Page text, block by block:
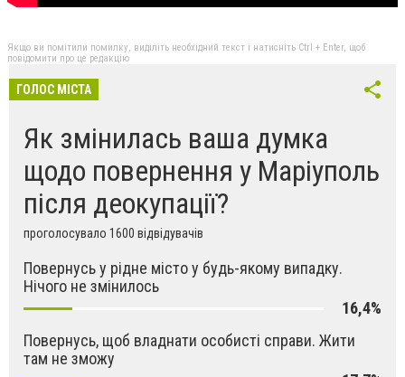
Якщо ви помітили помилку, виділіть необхідний текст і натисніть Ctrl + Enter, щоб
повідомити про це редакцію
ГОЛОС МІСТА
Як змінилась ваша думка
щодо повернення у Маріуполь
після деокупації?
проголосувало 1600 відвідувачів
Повернусь у рідне місто у будь-якому випадку.
Нічого не змінилось
16,4%
Повернусь, щоб владнати особисті справи. Жити
там не зможу